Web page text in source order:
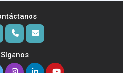
Síganos